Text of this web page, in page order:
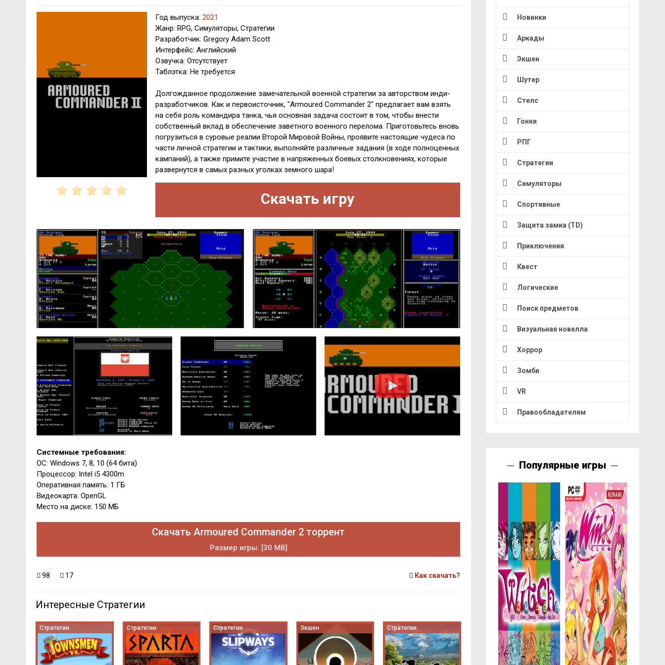
Год выпуска: 2021
Жанр: RPG, Симуляторы, Стратегии
Разработчик: Gregory Adam Scott
Интерфейс: Английский
Озвучка: Отсутствует
Таблэтка: Не требуется
Долгожданное продолжение замечательной военной стратегии за авторством инди-
разработчиков. Как и первоисточник, "Armoured Commander 2" предлагает вам взять
на себя роль командира танка, чья основная задача состоит в том, чтобы внести
собственный вклад в обеспечение заветного военного перелома. Приготовьтесь вновь
погрузиться в суровые реалии Второй Мировой Войны, проявите настоящие чудеса по
части личной стратегии и тактики, выполняйте различные задания (в ходе полноценных
кампаний), а также примите участие в напряженных боевых столкновениях, которые
развернутся в самых разных уголках земного шара!
Скачать игру
Системные требования:
ОС: Windows 7, 8, 10 (64 бита)
Процессор: Intel i5 4300m
Оперативная память: 1 ГБ
Видеокарта: OpenGL
Место на диске: 150 МБ
Скачать Armoured Commander 2 торрент
Размер игры: [30 MB]
98 17 Как скачать?
Интересные Стратегии
Стратегии Стратегии Стратегии Экшен Стратегии
Новинки
Аркады
Экшен
Шутер
Стелс
Гонки
РПГ
Стратегии
Симуляторы
Спортивные
Защита замка (TD)
Приключения
Квест
Логические
Поиск предметов
Визуальная новелла
Хоррор
Зомби
VR
Правообладателям
Популярные игры